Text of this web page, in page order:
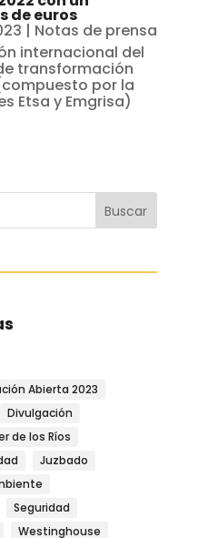
de euros
| Notas de prensa
internacional del
transformación
por la
Etsa y Emgrisa)
Buscar
Abierta 2023
Divulgación
de los Ríos
Juzbado
Seguridad
Westinghouse